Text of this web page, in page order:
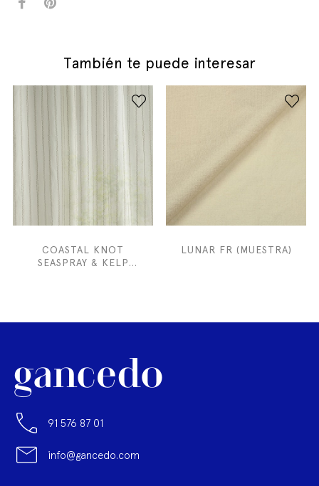
También te puede interesar
COASTAL KNOT
SEASPRAY & KELP
LUNAR FR (MUESTRA)
91 576 87 01
info@gancedo.com